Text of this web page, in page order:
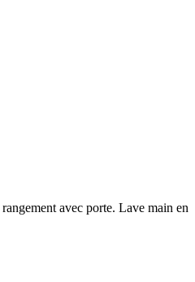
avec porte. Lave main en